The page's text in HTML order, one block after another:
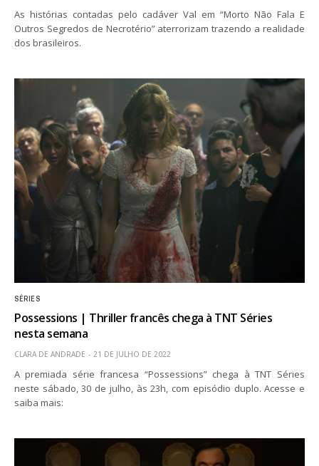
As histórias contadas pelo cadáver Val em “Morto Não Fala E
Outros Segredos de Necrotério” aterrorizam trazendo a realidade
dos brasileiros.
SÉRIES
Possessions | Thriller francês chega à TNT Séries
nesta semana
CLARA DE ANDRADE 21 DE JULHO DE 2022
A premiada série francesa “Possessions” chega à TNT Séries
neste sábado, 30 de julho, às 23h, com episódio duplo. Acesse e
saiba mais: